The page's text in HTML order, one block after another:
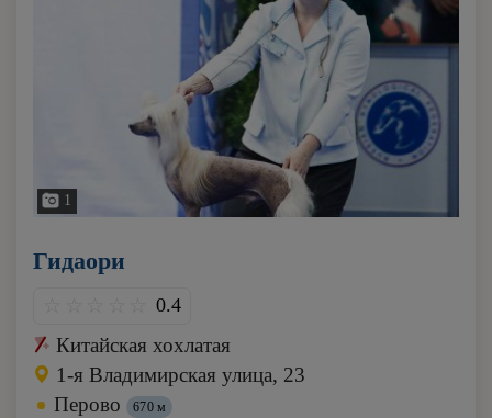
1
Гидаори
0.4
Китайская хохлатая
1-я Владимирская улица, 23
Перово
670 м